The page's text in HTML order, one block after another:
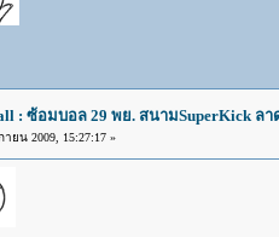
: ซ้อมบอล 29 พย. สนามSuperKick ลา
ยน 2009, 15:27:17 »